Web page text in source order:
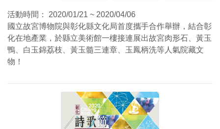
活動時間：
2020/01/21 ~ 2020/04/06
國立故宮博物院與彰化縣文化局首度攜手合作舉辦，結合彰
化在地產業，於縣立美術館一樓接連展出故宮肉形石、黃玉
鴨、白玉錦荔枝、黃玉髓三連章、玉鳳柄洗等人氣院藏文
物！